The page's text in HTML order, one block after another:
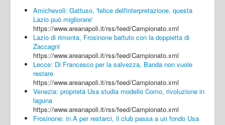
Amichevoli: Gattuso, 'felice dell'interpretazione, questa
Lazio può migliorare'
https://www.areanapoli.it/rss/feed/Campionato.xml
Lazio di rimonta, Frosinone battuto con la doppietta di
Zaccagni
https://www.areanapoli.it/rss/feed/Campionato.xml
Lecce: Di Francesco per la salvezza, Banda non vuole
restare
https://www.areanapoli.it/rss/feed/Campionato.xml
Venezia: proprietà Usa studia modello Como, rivoluzione in
laguna
https://www.areanapoli.it/rss/feed/Campionato.xml
Frosinone: in A per restarci, il club passa a un fondo Usa